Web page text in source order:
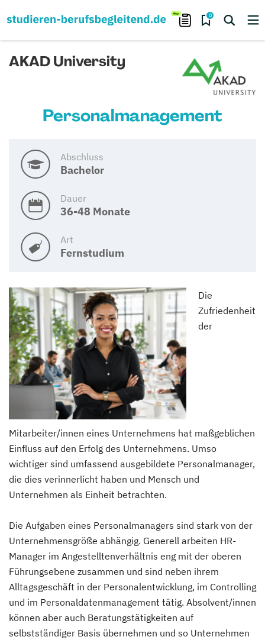
0
AKAD University
Personalmanagement
Abschluss
Bachelor
Dauer
36-48 Monate
Art
Fernstudium
Die
Zufriedenheit
der
Mitarbeiter/innen eines Unternehmens hat maßgeblichen
Einfluss auf den Erfolg des Unternehmens. Umso
wichtiger sind umfassend ausgebildete Personalmanager,
die dies verinnerlicht haben und Mensch und
Unternehmen als Einheit betrachten.
Die Aufgaben eines Personalmanagers sind stark von der
Unternehmensgröße abhängig. Generell arbeiten HR-
Manager im Angestelltenverhältnis eng mit der oberen
Führungsebene zusammen und sind neben ihrem
Alltagsgeschäft in der Personalentwicklung, im Controlling
und im Personaldatenmanagement tätig. Absolvent/innen
können aber auch Beratungstätigkeiten auf
selbstständiger Basis übernehmen und so Unternehmen